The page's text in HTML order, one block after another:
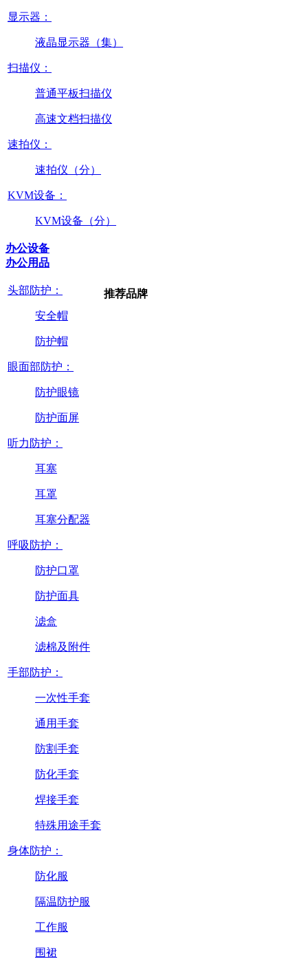
显示器：
液晶显示器（集）
扫描仪：
普通平板扫描仪
高速文档扫描仪
速拍仪：
速拍仪（分）
KVM设备：
KVM设备（分）
办公设备
办公用品
头部防护：
安全帽
防护帽
眼面部防护：
防护眼镜
防护面屏
听力防护：
耳塞
耳罩
耳塞分配器
呼吸防护：
防护口罩
防护面具
滤盒
滤棉及附件
手部防护：
一次性手套
通用手套
防割手套
防化手套
焊接手套
特殊用途手套
身体防护：
防化服
隔温防护服
工作服
围裙
推荐品牌